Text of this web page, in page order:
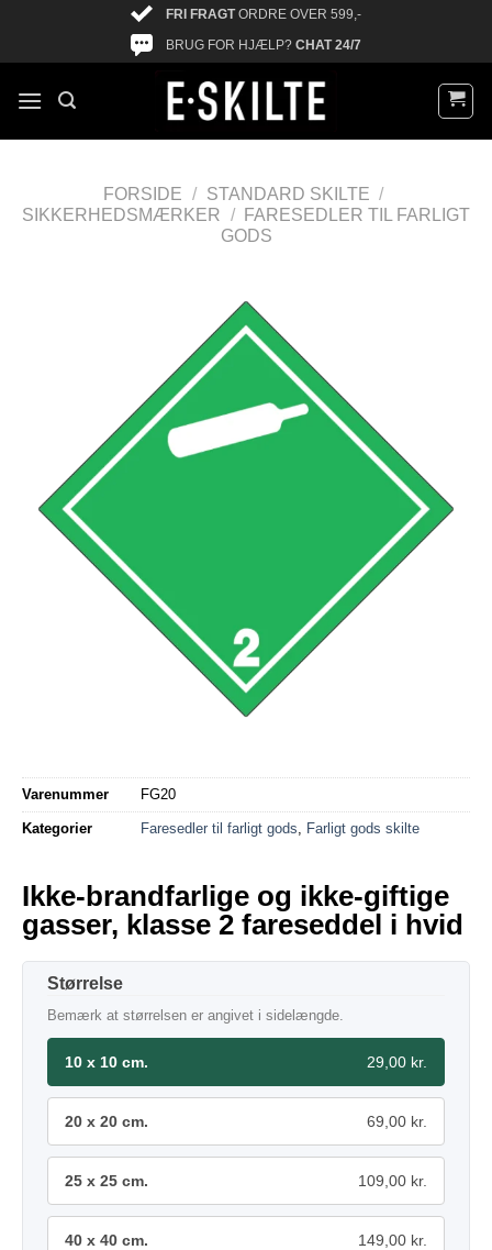
FRI FRAGTORDRE OVER 599,-
BRUG FOR HJÆLP? CHAT 24/7
FORSIDE / STANDARD SKILTE /
SIKKERHEDSMÆRKER /
FARESEDLER TIL FARLIGT
GODS
Varenummer FG20
Kategorier Faresedler til farligt gods Farligt gods skilte
Ikke-brandfarlige og ikke-giftige
gasser, klasse 2 fareseddel i hvid
Størrelse
Bemærk at størrelsen er angivet i sidelængde.
10 x 10 cm. 29,00 kr.
20 x 20 cm. 69,00 kr.
25 x 25 cm. 109,00 kr.
40 x 40 cm. 149,00 kr.